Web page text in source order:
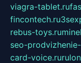
viagra-tablet.ru
fincontech.ru
rebus-toys.ru
seo-
card-voice.ru